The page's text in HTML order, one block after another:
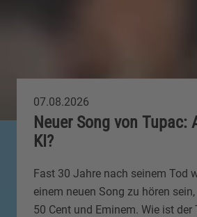
07.08.2026
Neuer Song von Tupac:
KI?
Fast 30 Jahre nach seinem Tod
einem neuen Song zu hören
50 Cent und Eminem. Wie ist der